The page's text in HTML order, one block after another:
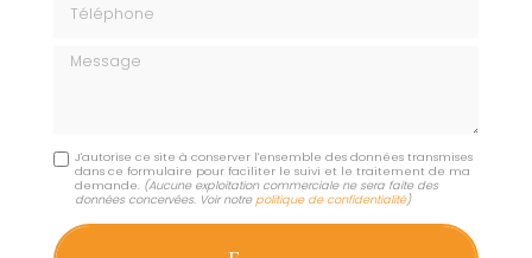
Message
J'autorise ce site à conserver l'ensemble des données transmises
dans ce formulaire pour faciliter le suivi et le traitement de ma
demande. (Aucune exploitation commerciale ne sera faite des
données concervées. Voir notrepolitique de confidentialité)